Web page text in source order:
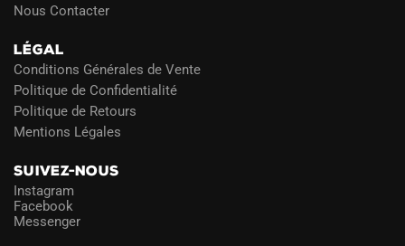
Nous Contacter
LÉGAL
Conditions Générales de Vente
Politique de Confidentialité
Politique de Retours
Mentions Légales
SUIVEZ-NOUS
Instagram
Facebook
Messenger